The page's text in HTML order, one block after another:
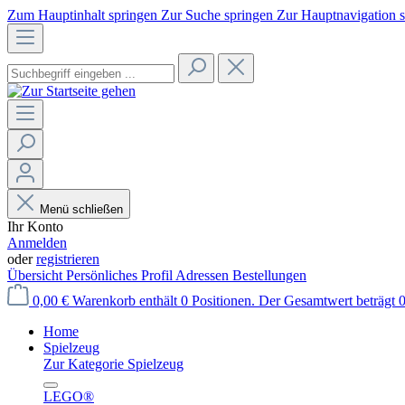
Zum Hauptinhalt springen Zur Suche springen Zur Hauptnavigation
Menü schließen
Ihr Konto
Anmelden
oderregistrieren
Übersicht Persönliches Profil Adressen Bestellungen
0,00 € Warenkorb enthält 0 Positionen. Der Gesamtwert beträgt
Home
Spielzeug
Zur Kategorie Spielzeug
LEGO®